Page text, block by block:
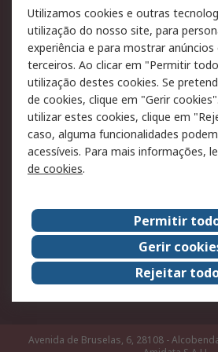
Pagamento e
faturação
Legal
Aviso legal
Política de privacidade
- Atualizada
Condições de venda
Sobre a RS
A RS no mundo
RS
Sobre a RS
ESG
Avenida de Bruselas, 6, 28108 -
Utilizamos cookies e outras
utilização do nosso site, para
experiência e para mostrar anúncios
terceiros. Ao clicar em "Permitir
utilização destes cookies. Se
de cookies, clique em "Gerir
utilizar estes cookies, clique em
caso, alguma funcionalidades
acessíveis. Para mais informações,
de cookies.
Permitir
Gerir
Rejeitar